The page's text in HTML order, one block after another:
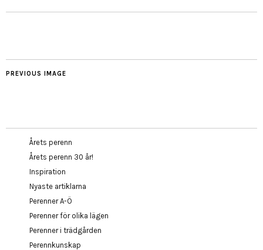
PREVIOUS IMAGE
Årets perenn
Årets perenn 30 år!
Inspiration
Nyaste artiklarna
Perenner A-Ö
Perenner för olika lägen
Perenner i trädgården
Perennkunskap